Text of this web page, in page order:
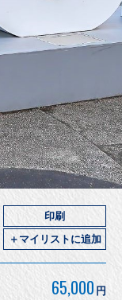
印刷
＋マイリストに追加
65,000 円